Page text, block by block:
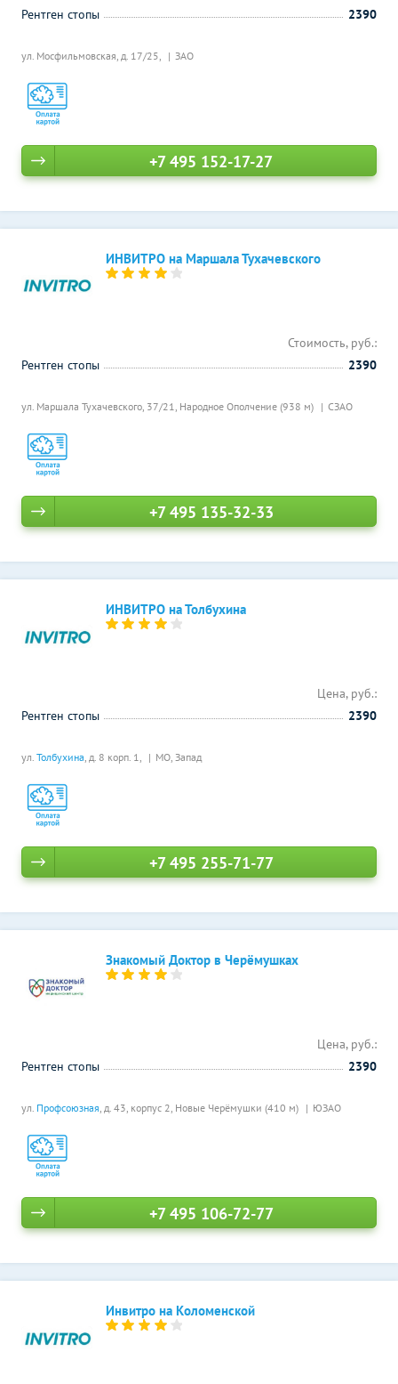
ул. Мосфильмовская, д. 17/25, ЗАО
Рентген стопы 2390
+7 495 152-17-27
ИНВИТРО на Маршала Тухачевского
ул. Маршала Тухачевского, 37/21, Народное Ополчение (938 м) СЗАО
Стоимость, руб.:
Рентген стопы
2390
+7 495 135-32-33
ИНВИТРО на Толбухина
ул. Толбухина, д. 8 корп. 1, МО, Запад
Цена, руб.:
Рентген стопы
2390
+7 495 255-71-77
Знакомый Доктор в Черёмушках
ул. Профсоюзная, д. 43, корпус 2, Новые Черёмушки (410 м) ЮЗАО
Цена, руб.:
Рентген стопы
2390
+7 495 106-72-77
Инвитро на Коломенской